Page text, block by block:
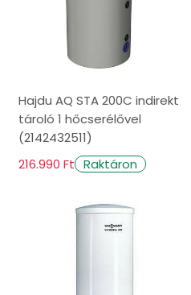
Hajdu AQ STA 200C indirekt
tároló 1 hőcserélővel
(2142432511)
216.990 Ft Raktáron